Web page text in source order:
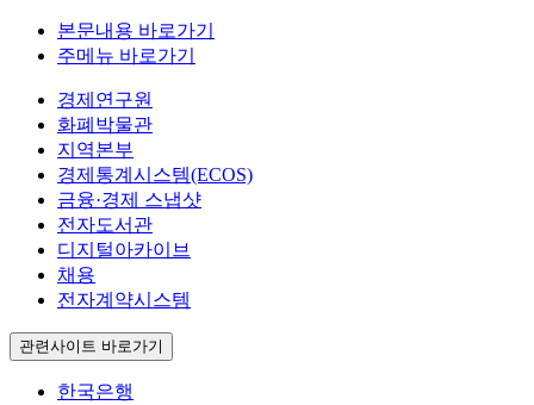
본문내용 바로가기
주메뉴 바로가기
경제연구원
화폐박물관
지역본부
경제통계시스템(ECOS)
금융·경제 스냅샷
전자도서관
디지털아카이브
채용
전자계약시스템
관련사이트 바로가기
한국은행